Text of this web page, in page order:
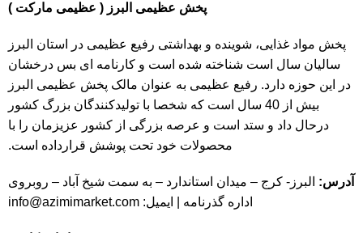
پخش عظیمی البرز ( عظیمی مارکت )
پخش مواد غذایی، شوینده و بهداشتی رفیع عظیمی در استان البرز
سالیان سال است شناخته شده است و کارنامه ای بس درخشان
در این حوزه دارد. رفیع عظیمی به عنوان مالک پخش عظیمی البرز
بیش از 40 سال است که شخصا با تولیدکنندگان بزرگ کشور
درحال داد و ستد است و عرصه بزرگی از کشور عزیزمان را با
محصولات خود تحت پوشش قرارداده است.
آدرس: البرز- کرج – میدان استاندارد – به سمت شیخ آباد – روبروی
اداره گذرنامه | ایمیل: info@azimimarket.com